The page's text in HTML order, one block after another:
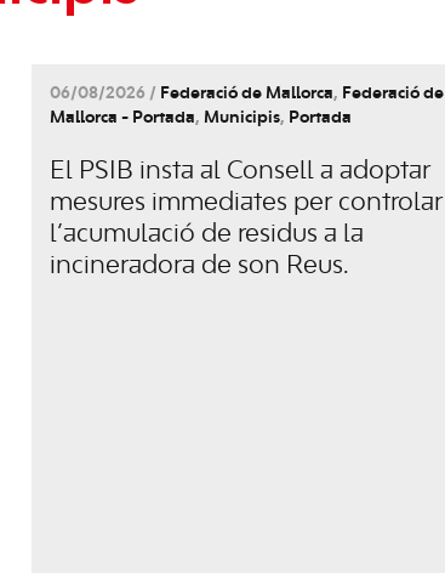
06/08/2026 / Federació de Mallorca, Federació de
Mallorca - Portada, Municipis, Portada
El PSIB insta al Consell a adoptar
mesures immediates per controlar
l’acumulació de residus a la
incineradora de son Reus.